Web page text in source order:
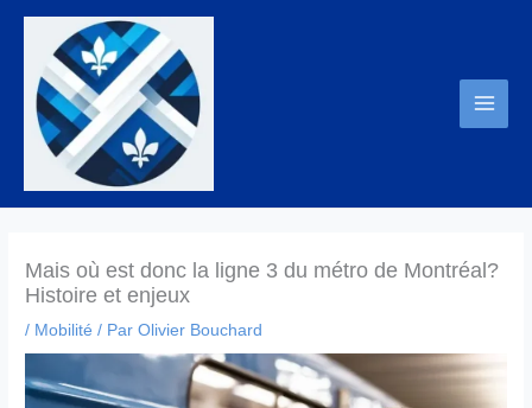
Aller
contenu
Mais où est donc la ligne 3 du métro de Montréal?
Histoire et enjeux
/ Mobilité / ParOlivier Bouchard